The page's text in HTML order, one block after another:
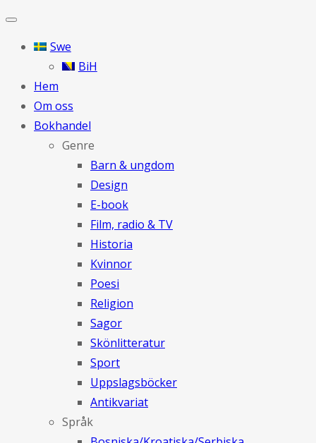
Swe
BiH
Hem
Om oss
Bokhandel
Genre
Barn & ungdom
Design
E-book
Film, radio & TV
Historia
Kvinnor
Poesi
Religion
Sagor
Skönlitteratur
Sport
Uppslagsböcker
Antikvariat
Språk